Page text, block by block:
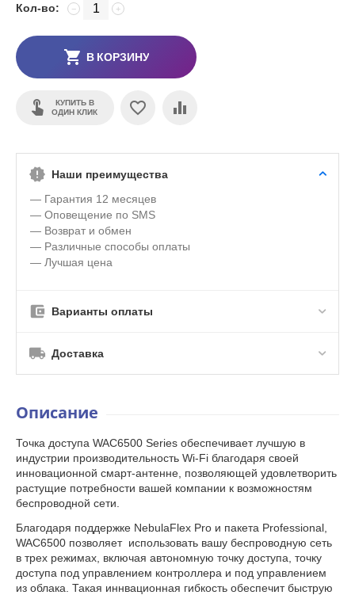
Кол-во: +
−
В КОРЗИНУ
КУПИТЬ В
ОДИН КЛИК
Наши преимущества
— Гарантия 12 месяцев
— Оповещение по SMS
— Возврат и обмен
— Различные способы оплаты
— Лучшая цена
Варианты оплаты
Доставка
Описание
Точка доступа WAC6500 Series обеспечивает лучшую в
индустрии производительность Wi-Fi благодаря своей
инновационной смарт-антенне, позволяющей удовлетворить
растущие потребности вашей компании к возможностям
беспроводной сети.
Благодаря поддержке NebulaFlex Pro и пакета Professional,
WAC6500 позволяет использовать вашу беспроводную сеть
в трех режимах, включая автономную точку доступа, точку
доступа под управлением контроллера и под управлением
из облака. Такая иннвационная гибкость обеспечит быструю